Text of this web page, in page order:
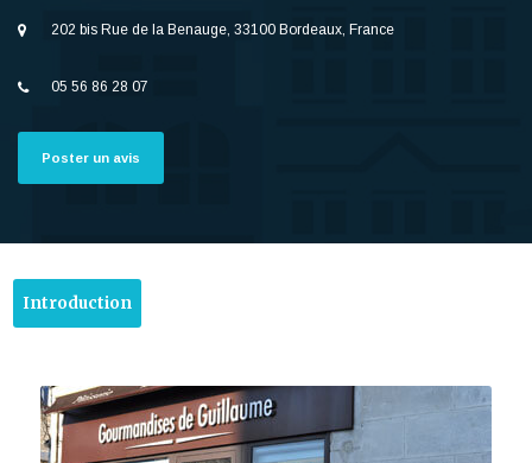
202 bis Rue de la Benauge, 33100 Bordeaux, France
05 56 86 28 07
Poster un avis
Introduction